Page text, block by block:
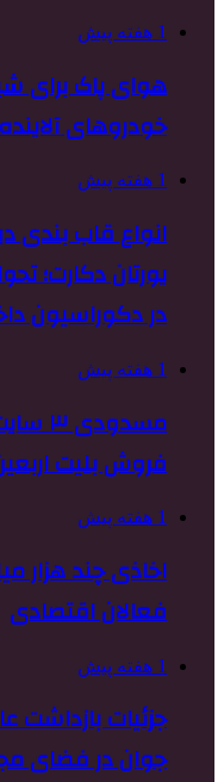
1 هفته پیش
هوای پاک برای
خودروهای
1 هفته پیش
انواع قاب بندی
یورتان دکارت؛
در دکوراسیون
1 هفته پیش
فروش بلیت
1 هفته پیش
اخاذی چند هزار
فعالان اقتصادی
1 هفته پیش
جزئیات بازداشت
جوان در فضای